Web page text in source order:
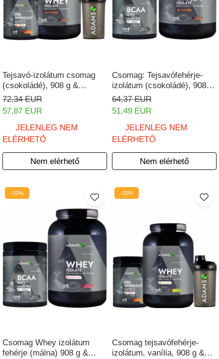
Tejsavó-izolátum csomag
(csokoládé), 908 g &
PreWorkout Komplex
72,34 EUR
57,87 EUR
JELENLEG NEM
ELÉRHETŐ
Nem elérhető
Csomag: Tejsavófehérje-
izolátum (csokoládé), 908 g
& BCAA 4:1:1 (aroma
nélkül), 400 g
64,37 EUR
51,49 EUR
JELENLEG NEM
ELÉRHETŐ
Nem elérhető
-20%
Csomag Whey izolátum
fehérje (málna) 908 g &
-20%
Csomag tejsavófehérje-
izolátum, vanília, 908 g &